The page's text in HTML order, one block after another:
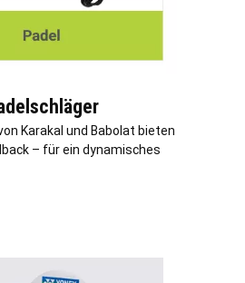
Karakal und Babolat bieten
– für ein dynamisches